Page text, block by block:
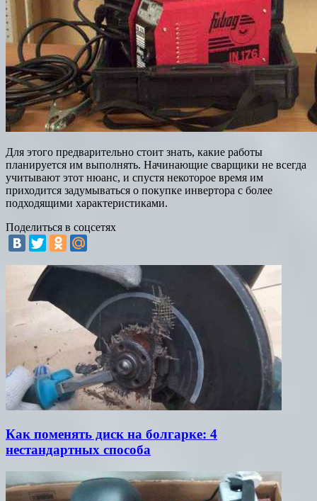
Для этого предварительно стоит знать, какие работы
планируется им выполнять. Начинающие сварщики не всегда
учитывают этот нюанс, и спустя некоторое время им
приходится задумываться о покупке инвертора с более
подходящими характеристиками.
Поделиться в соцсетях
Как поменять диск на болгарке: 4
нестандартных способа